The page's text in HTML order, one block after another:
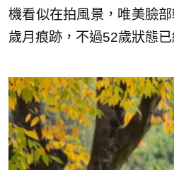
機看似在拍風景，唯美臉
歲月痕跡，不過52歲狀態